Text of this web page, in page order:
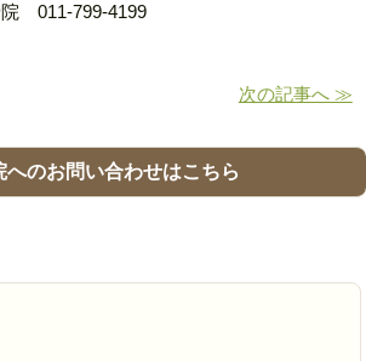
院 011-799-4199
次の記事へ ≫
のお問い合わせはこちら